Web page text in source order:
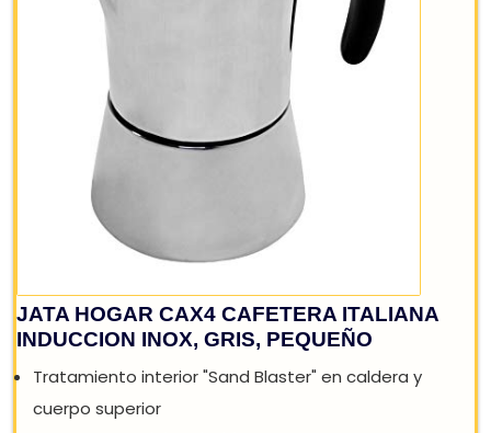
Fabricada en acero inoxidable.
DIÁMETRO DEL FONDO: 8,5 centímetros
−27% 18,31 €
Comprar YA